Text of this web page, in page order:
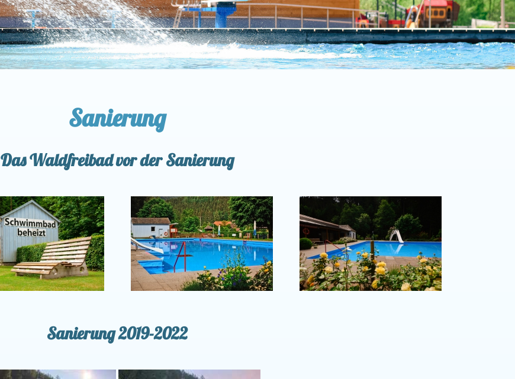
Sanierung
Das Waldfreibad vor der Sanierung
Sanierung 2019-2022